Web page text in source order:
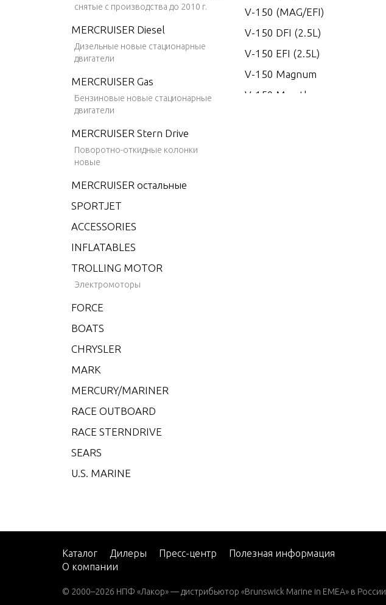
снятые с производства до 2010 г.
MERCRUISER Diesel
Дизельные новые стационарные
двигатели
MERCRUISER Gas
Бензиновые новые стационарные
двигатели
MERCRUISER Stern Drive
Поворотно-откидные колонки
новые
MERCRUISER остальные
SPORTJET
ACCESSORIES
INFLATABLES
TROLLING MOTOR
Электромоторы
FORCE
BOATS
CHRYSLER
MARK
MERCURY/MARINER
RACE OUTBOARD
RACE STERNDRIVE
SEARS
U.S. MARINE
V-150 (MAG/EFI)
V-150 DFI (2.5L)
V-150 EFI (2.5L)
V-150 Magnum
V-150 Marathon
W30 (W/MARATHON)
W40 (W/MARATHON)
W8 (ML)(W/Marathon)
Каталог Дилеры Пресс-центр
Полезная информация
О компании
© 2000–2026 НПФ «Лакор» — дистрибьютор «Brunswick Marine in EMEA» в России